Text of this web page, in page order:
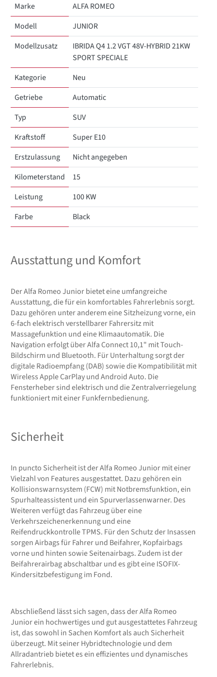
Marke
ALFA ROMEO
Modell
JUNIOR
Modellzusatz
IBRIDA Q4 1.2 VGT 48V-HYBRID 21KW
SPORT SPECIALE
Kategorie
Neu
Getriebe
Automatic
Typ
SUV
Kraftstoff
Super E10
Erstzulassung
Nicht angegeben
Kilometerstand
15
Leistung
100 KW
Farbe
Black
Ausstattung und Komfort
Der Alfa Romeo Junior bietet eine umfangreiche
Ausstattung, die für ein komfortables Fahrerlebnis sorgt.
Dazu gehören unter anderem eine Sitzheizung vorne, ein
6-fach elektrisch verstellbarer Fahrersitz mit
Massagefunktion und eine Klimaautomatik. Die
Navigation erfolgt über Alfa Connect 10,1" mit Touch-
Bildschirm und Bluetooth. Für Unterhaltung sorgt der
digitale Radioempfang (DAB) sowie die Kompatibilität mit
Wireless Apple CarPlay und Android Auto. Die
Fensterheber sind elektrisch und die Zentralverriegelung
funktioniert mit einer Funkfernbedienung.
Sicherheit
In puncto Sicherheit ist der Alfa Romeo Junior mit einer
Vielzahl von Features ausgestattet. Dazu gehören ein
Kollisionswarnsystem (FCW) mit Notbremsfunktion, ein
Spurhalteassistent und ein Spurverlassenwarner. Des
Weiteren verfügt das Fahrzeug über eine
Verkehrszeichenerkennung und eine
Reifendruckkontrolle TPMS. Für den Schutz der Insassen
sorgen Airbags für Fahrer und Beifahrer, Kopfairbags
vorne und hinten sowie Seitenairbags. Zudem ist der
Beifahrerairbag abschaltbar und es gibt eine ISOFIX-
Kindersitzbefestigung im Fond.
Abschließend lässt sich sagen, dass der Alfa Romeo
Junior ein hochwertiges und gut ausgestattetes Fahrzeug
ist, das sowohl in Sachen Komfort als auch Sicherheit
überzeugt. Mit seiner Hybridtechnologie und dem
Allradantrieb bietet es ein effizientes und dynamisches
Fahrerlebnis.